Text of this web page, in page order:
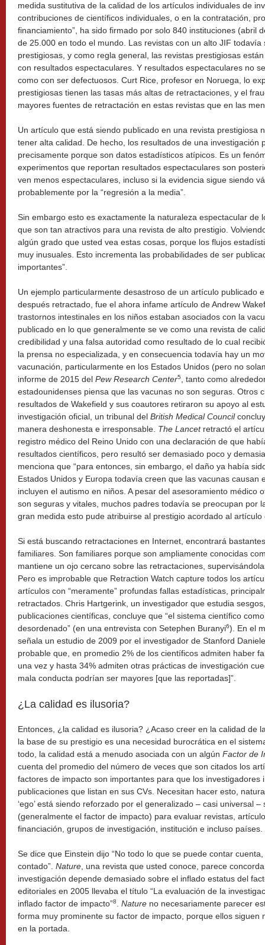
medida sustitutiva de la calidad de los artículos individuales de
contribuciones de científicos individuales, o en la contratación,
financiamiento”, ha sido firmado por solo 840 instituciones (abril
de 25.000 en todo el mundo. Las revistas con un alto JIF todavía
prestigiosas, y como regla general, las revistas prestigiosas
con resultados espectaculares. Y resultados espectaculares no
como con ser defectuosos. Curt Rice, profesor en Noruega, lo
prestigiosas tienen las tasas más altas de retractaciones, y el
mayores fuentes de retractación en estas revistas que en las
Un artículo que está siendo publicado en una revista prestigiosa
tener alta calidad. De hecho, los resultados de una investigación
precisamente porque son datos estadísticos atípicos. Es un
experimentos que reportan resultados espectaculares son
ven menos espectaculares, incluso si la evidencia sigue siendo
probablemente por la “regresión a la media”.
Sin embargo esto es exactamente la naturaleza espectacular de
que son tan atractivos para una revista de alto prestigio.
algún grado que usted vea estas cosas, porque los flujos
muy inusuales. Esto incrementa las probabilidades de ser
importantes”.
Un ejemplo particularmente desastroso de un artículo publicado
después retractado, fue el ahora infame artículo de Andrew
trastornos intestinales en los niños estaban asociados con la
publicado en lo que generalmente se ve como una revista de
credibilidad y una falsa autoridad como resultado de lo cual
la prensa no especializada, y en consecuencia todavía hay un
vacunación, particularmente en los Estados Unidos (pero no
informe de 2015 del Pew Research Center5
, tanto como
estadounidenses piensa que las vacunas no son seguras. Otros
resultados de Wakefield y sus coautores retiraron su apoyo al
investigación oficial, un tribunal del British Medical Council
manera deshonesta e irresponsable. The Lancetretractó el
registro médico del Reino Unido con una declaración de que
resultados científicos, pero resultó ser demasiado poco y
menciona que “para entonces, sin embargo, el daño ya había
Estados Unidos y Europa todavía creen que las vacunas causan
incluyen el autismo en niños. A pesar del asesoramiento médico
son seguras y vitales, muchos padres todavía se preocupan por
gran medida esto pude atribuirse al prestigio acordado al
Si está buscando retractaciones en Internet, encontrará
familiares. Son familiares porque son ampliamente conocidas
mantiene un ojo cercano sobre las retractaciones,
Pero es improbable que Retraction Watch capture todos los
artículos con “meramente” profundas fallas estadísticas,
retractados. Chris Hartgerink, un investigador que estudia
publicaciones científicas, concluye que “el sistema científico
desordenado” (en una entrevista con Setephen Buranyi6). En el
señala un estudio de 2009 por el investigador de Stanford
probable que, en promedio 2% de los científicos admiten haber
una vez y hasta 34% admiten otras prácticas de investigación
mala conducta podrían ser mayores [que las reportadas]”.
¿La calidad es ilusoria?
Entonces, ¿la calidad es ilusoria? ¿Acaso creer en la calidad de
la base de su prestigio es una necesidad burocrática en el
todo, la calidad está a menudo asociada con un algún Factor de
cuenta del promedio del número de veces que son citados los
factores de impacto son importantes para que los investigadores
publicaciones que listan en sus CVs. Necesitan hacer esto,
‘ego’ está siendo reforzado por el generalizado – casi universal
(generalmente el factor de impacto) para evaluar revistas,
financiación, grupos de investigación, institución e incluso países.
Se dice que Einstein dijo “No todo lo que se puede contar
contado”. Nature , una revista que usted conoce, parece
investigación depende demasiado sobre el inflado estatus del
editoriales en 2005 llevaba el título “La evaluación de la
inflado factor de impacto”8 Nature no necesariamente parecer
forma muy prominente su factor de impacto, porque ellos siguen
en la portada.